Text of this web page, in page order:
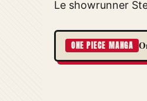
Le showrunner
ONE PIECE MANGA